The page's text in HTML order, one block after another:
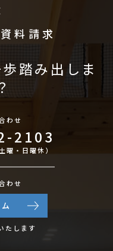
料請求
踏み出しま
わせ
2103
・日曜休）
わせ
たします